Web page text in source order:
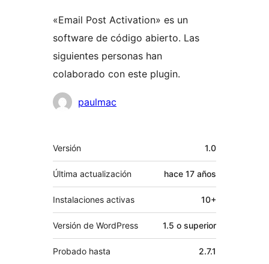
«Email Post Activation» es un
software de código abierto. Las
siguientes personas han
colaborado con este plugin.
Colaboradores
paulmac
Meta
Versión 1.0
Última actualización hace 17 años
Instalaciones activas 10+
Versión de WordPress 1.5 o superior
Probado hasta 2.7.1